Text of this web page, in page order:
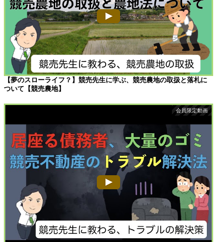
【夢のスローライフ？】競売先生に学ぶ、競売農地の取扱と落札に
ついて【競売農地】